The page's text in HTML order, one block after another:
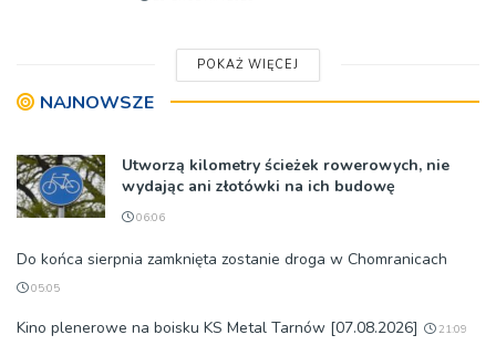
POKAŻ WIĘCEJ
NAJNOWSZE
Utworzą kilometry ścieżek rowerowych, nie
wydając ani złotówki na ich budowę
06:06
Do końca sierpnia zamknięta zostanie droga w Chomranicach
05:05
Kino plenerowe na boisku KS Metal Tarnów [07.08.2026] 21:09